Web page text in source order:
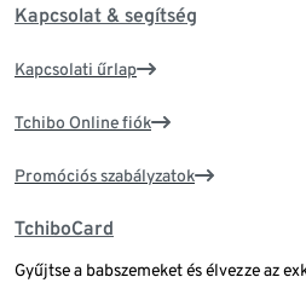
Kapcsolat & segítség
Kapcsolati űrlap
Tchibo Online fiók
Promóciós szabályzatok
TchiboCard
Gyűjtse a babszemeket és élvezze az